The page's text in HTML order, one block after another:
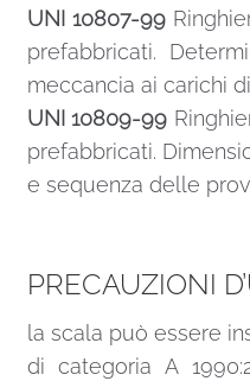
UNI 10807-99
prefabbricati.
meccancia ai carichi
UNI 10809-99
prefabbricati.
e sequenza delle
PRECAUZIONI
la scala può essere
di categoria A